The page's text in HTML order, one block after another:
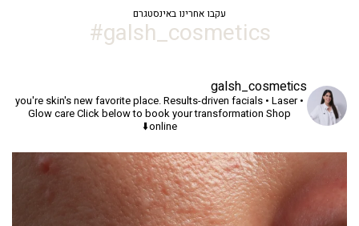
עקבו אחרינו באינסטגרם
galsh_cosmetics#
galsh_cosmetics
you're skin's new favorite place.Results-driven facials • Laser •
Glow careClick below to book your transformation Shop
online⬇️